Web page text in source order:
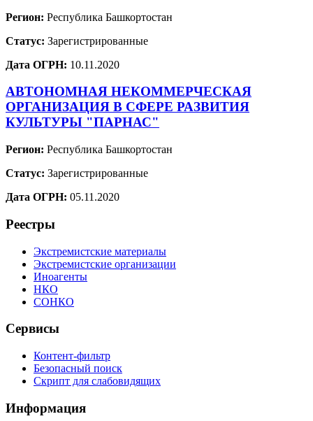
Регион: Республика Башкортостан
Статус: Зарегистрированные
Дата ОГРН: 10.11.2020
АВТОНОМНАЯ НЕКОММЕРЧЕСКАЯ
ОРГАНИЗАЦИЯ В СФЕРЕ РАЗВИТИЯ
КУЛЬТУРЫ "ПАРНАС"
Регион: Республика Башкортостан
Статус: Зарегистрированные
Дата ОГРН: 05.11.2020
Реестры
Экстремистские материалы
Экстремистские организации
Иноагенты
НКО
СОНКО
Сервисы
Контент-фильтр
Безопасный поиск
Скрипт для слабовидящих
Информация